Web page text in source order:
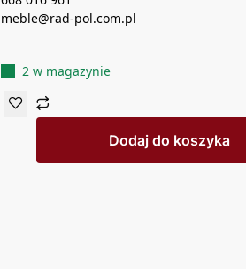
meble@rad-pol.com.pl
2 w magazynie
Dodaj do koszyka